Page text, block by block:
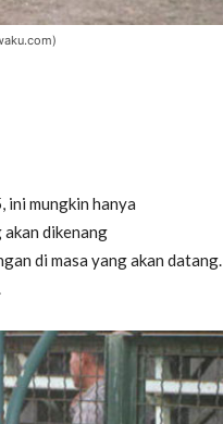
ini mungkin hanya
dikenang
di masa yang akan datang.